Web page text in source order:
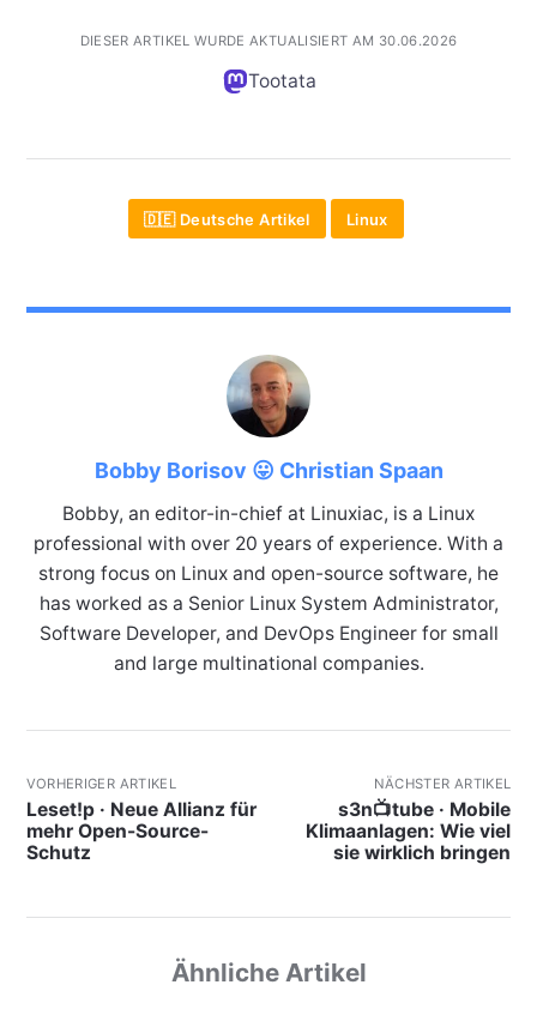
DIESER ARTIKEL WURDE AKTUALISIERT AM 30.06.2026
Tootata
🇩🇪 Deutsche Artikel Linux
Bobby Borisov 😛 Christian Spaan
Bobby, an editor-in-chief at Linuxiac, is a Linux
professional with over 20 years of experience. With a
strong focus on Linux and open-source software, he
has worked as a Senior Linux System Administrator,
Software Developer, and DevOps Engineer for small
and large multinational companies.
VORHERIGER ARTIKEL
Leset!p · Neue Allianz für
mehr Open-Source-
Schutz
NÄCHSTER ARTIKEL
s3n📺tube · Mobile
Klimaanlagen: Wie viel
sie wirklich bringen
Ähnliche Artikel